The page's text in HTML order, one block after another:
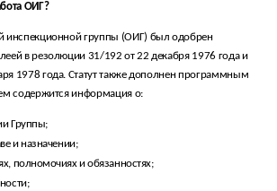
ОИГ?
инспекционной группы (ОИГ) был одобрен
в резолюции 31/192 от 22 декабря 1976 года и
1978 года. Статут также дополнен программным
содержится информация о:
Группы;
и назначении;
полномочиях и обязанностях;